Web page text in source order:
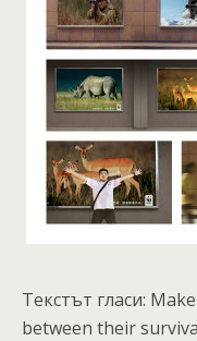
Текстът гласи:
between their